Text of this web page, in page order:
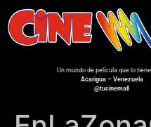
Un mundo de película que lo
Acarigua – Venezuela
@tucinemall